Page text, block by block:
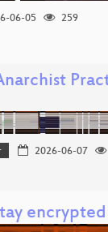
06-05
259
2026-06-07
encrypted